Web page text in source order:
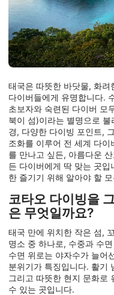
태국은 따뜻한 바닷물, 화려
다이버들에게 유명합니다.
초보자와 숙련된 다이버 모
북이 섬)이라는 별명으로
경, 다양한 다이빙 포인트,
조화를 이루어 전 세계 다
를 만나고 싶든, 아름다운
든 다이버에게 딱 맞는 곳
한 즐기기 위해 알아야 할
코타오 다이빙을
은 무엇일까요?
태국 만에 위치한 작은 섬,
명소 중 하나로, 수중과 수
수면 위로는 야자수가 늘어
분위기가 특징입니다. 활기
그리고 따뜻한 현지 문화로
수 있는 곳입니다.